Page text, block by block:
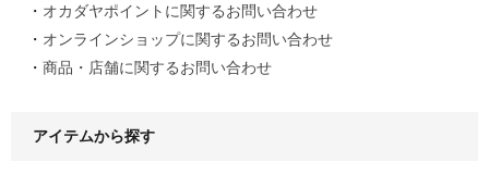
オカダヤポイントに関するお問い合わせ
オンラインショップに関するお問い合わせ
商品・店舗に関するお問い合わせ
アイテムから探す